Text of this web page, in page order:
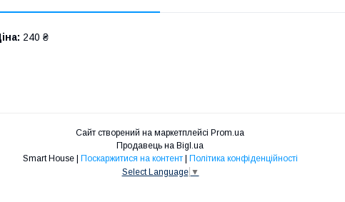
240 ₴
Сайт створений на маркетплейсі Prom.ua
Продавець на Bigl.ua
Поскаржитися на контент
Політика конфіденційності
Select Language ▼